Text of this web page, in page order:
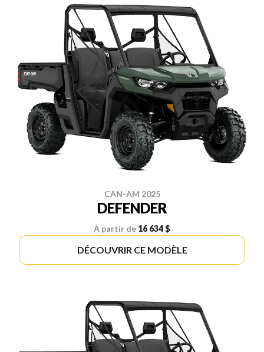
CAN-AM 2025
DEFENDER
À partir de 16 634 $
DÉCOUVRIR CE MODÈLE